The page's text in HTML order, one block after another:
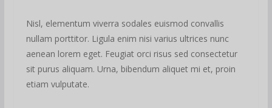
Nisl, elementum viverra sodales euismod convallis
nullam porttitor. Ligula enim nisi varius ultrices nunc
aenean lorem eget. Feugiat orci risus sed consectetur
sit purus aliquam. Urna, bibendum aliquet mi et, proin
etiam vulputate.